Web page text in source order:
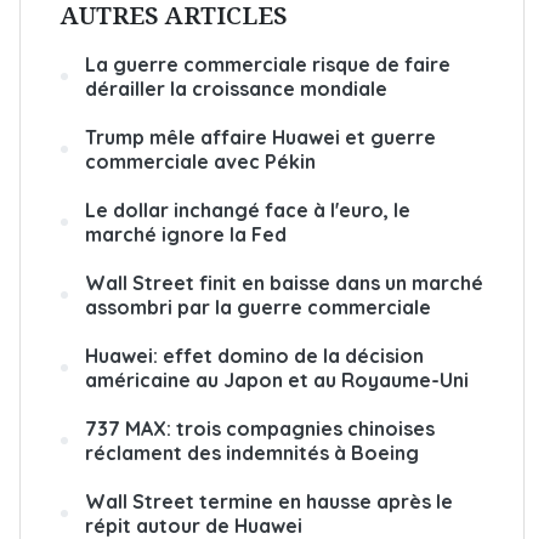
AUTRES ARTICLES
La guerre commerciale risque de faire
dérailler la croissance mondiale
Trump mêle affaire Huawei et guerre
commerciale avec Pékin
Le dollar inchangé face à l'euro, le
marché ignore la Fed
Wall Street finit en baisse dans un marché
assombri par la guerre commerciale
Huawei: effet domino de la décision
américaine au Japon et au Royaume-Uni
737 MAX: trois compagnies chinoises
réclament des indemnités à Boeing
Wall Street termine en hausse après le
répit autour de Huawei